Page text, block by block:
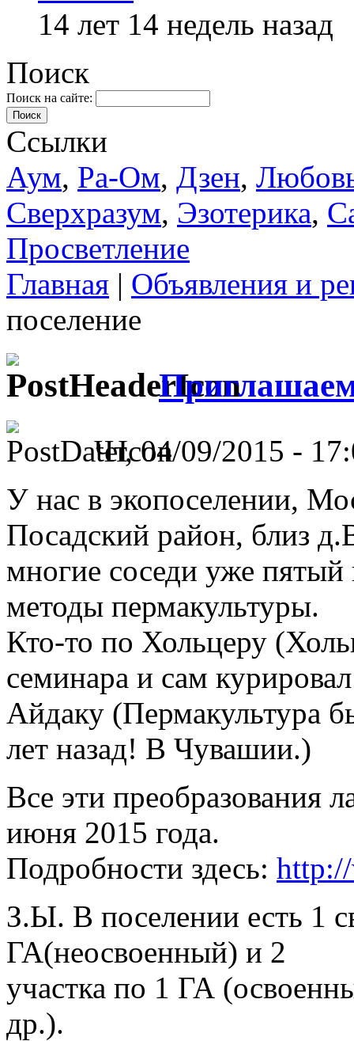
14 лет 14 недель назад
Поиск
Поиск на сайте:
Поиск
Ссылки
Аум, Ра-Ом, Дзен,
Сверхразум, Эзотерика,
Просветление
Главная | Объявления и
поселение
Чт, 04/09/2015 -
У нас в экопоселении,
Посадский район, близ
многие соседи уже пятый
методы пермакультуры.
Кто-то по Хольцеру
семинара и сам
Айдаку (Пермакультура
лет назад! В Чувашии.)
Все эти преобразования
июня 2015 года.
Подробности здесь:
З.Ы. В поселении есть 1
ГА(неосвоенный) и 2
участка по 1 ГА
др.).